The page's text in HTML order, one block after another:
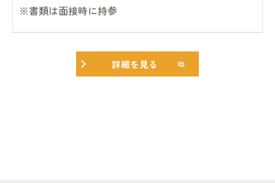
※書類は面接時に持参
詳細を見る